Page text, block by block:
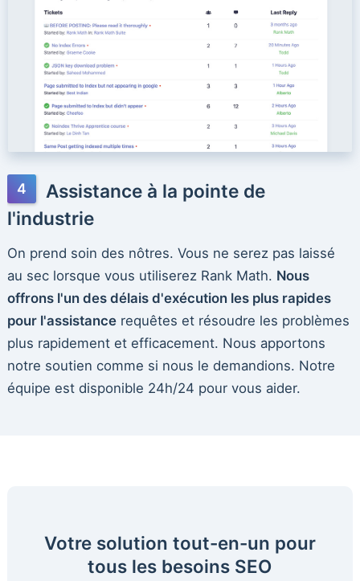
Assistance à la pointe de
l'industrie
On prend soin des nôtres. Vous ne serez pas laissé
au sec lorsque vous utiliserez Rank Math. Nous
offrons l'un des délais d'exécution les plus rapides
pour l'assistancerequêtes et résoudre les problèmes
plus rapidement et efficacement. Nous apportons
notre soutien comme si nous le demandions. Notre
équipe est disponible 24h/24 pour vous aider.
Votre solution tout-en-un pour
tous les besoins SEO